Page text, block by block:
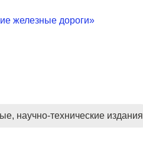
железные дороги»
научно-технические издания